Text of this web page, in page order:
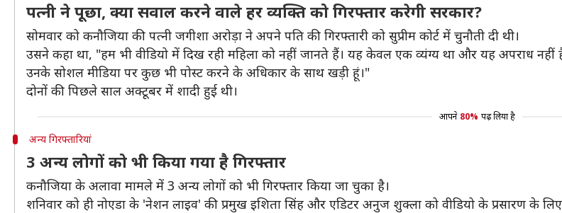
पत्नी ने पूछा, क्या सवाल करने वाले हर व्यक्ति को गिरफ्तार करेगी सरकार?
सोमवार को कनौजिया की पत्नी जगीशा अरोड़ा ने अपने पति की गिरफ्तारी को सुप्रीम कोर्ट में चुनौती दी थी।
उसने कहा था, "हम भी वीडियो में दिख रही महिला को नहीं जानते हैं। यह केवल एक व्यंग्य था और यह अपराध
उनके सोशल मीडिया पर कुछ भी पोस्ट करने के अधिकार के साथ खड़ी हूं।"
दोनों की पिछले साल अक्टूबर में शादी हुई थी।
आपने 80% पढ़ लिया है
अन्य गिरफ्तारियां
3 अन्य लोगों को भी किया गया है गिरफ्तार
कनौजिया के अलावा मामले में 3 अन्य लोगों को भी गिरफ्तार किया जा चुका है।
शनिवार को ही नोएडा के 'नेशन लाइव' की प्रमुख इशिता सिंह और एडिटर अनुज शुक्ला को वीडियो के प्रसारण के लिए